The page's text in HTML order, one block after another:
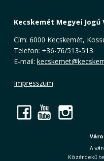
Kecskemét Megyei
Cím: 6000 Kecskemét,
Telefon: +36-76/513-513
E-mail:
Impresszum
A
Közérdekű